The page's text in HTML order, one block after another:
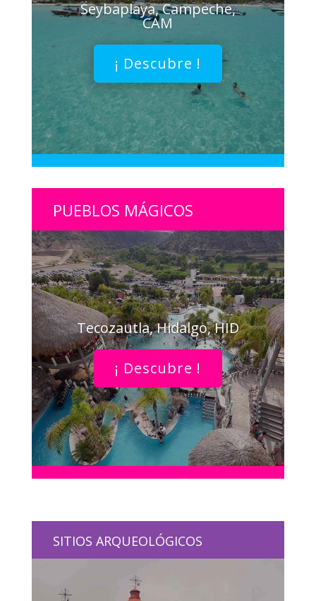
Seybaplaya, Campeche,
CAM
¡ Descubre !
PUEBLOS MÁGICOS
Tecozautla, Hidalgo, HID
¡ Descubre !
SITIOS ARQUEOLÓGICOS